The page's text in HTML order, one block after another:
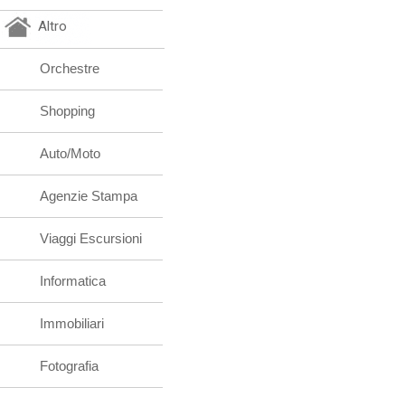
Altro
Orchestre
Shopping
Auto/Moto
Agenzie Stampa
Viaggi Escursioni
Informatica
Immobiliari
Fotografia